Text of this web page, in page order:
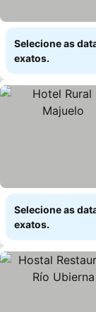
Selecione as
exatos.
Selecione as
exatos.